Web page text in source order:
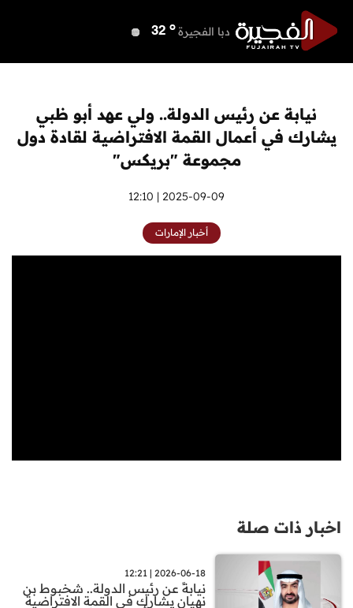
دبا الفجيرة 32 o
أم القيوين o
راس الخيمة
الفجيرة 31
نيابة عن رئيس الدولة.. ولي عهد أبو ظبي
يشارك في أعمال القمة الافتراضية لقادة دول
مجموعة "بريكس"
2025-09-09 | 12:10
أخبار الإمارات
اخبار ذات صلة
2026-06-18 | 12:21
نيابةً عن رئيس الدولة.. شخبوط بن
نهيان يشارك في القمة الافتراضية